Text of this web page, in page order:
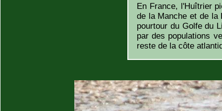
En France, l'Huîtrier
de la Manche et de la
pourtour du Golfe du
par des populations
reste de la côte